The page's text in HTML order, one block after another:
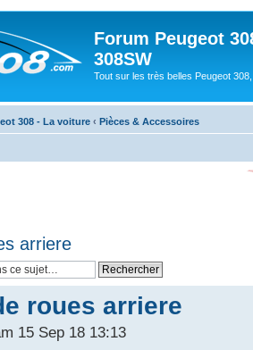
Forum Peugeot
308SW
Tout sur les très belles Peugeot
308 - La voiture ‹ Pièces & Accessoires
arriere
roues arriere
15 Sep 18 13:13